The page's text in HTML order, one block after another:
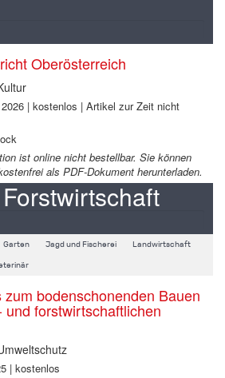
Oberösterreich
| kostenlos | Artikel zur Zeit nicht
ist online nicht bestellbar. Sie können
als PDF-Dokument herunterladen.
Garten Jagd und Fischerei Landwirtschaft
zum bodenschonenden Bauen
und forstwirtschaftlichen
| kostenlos